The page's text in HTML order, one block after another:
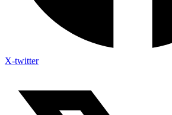
X-twitter